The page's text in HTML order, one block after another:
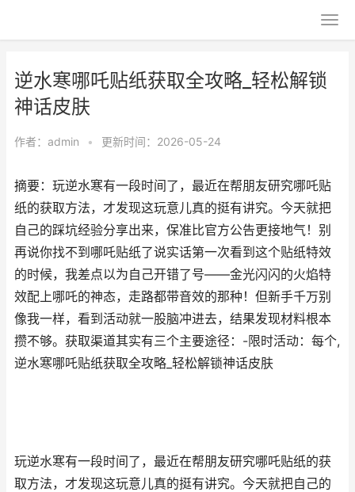
逆水寒哪吒贴纸获取全攻略_轻松解锁
神话皮肤
作者： admin • 更新时间：2026-05-24
摘要：玩逆水寒有一段时间了，最近在帮朋友研究哪吒贴
纸的获取方法，才发现这玩意儿真的挺有讲究。今天就把
自己的踩坑经验分享出来，保准比官方公告更接地气！别
再说你找不到哪吒贴纸了说实话第一次看到这个贴纸特效
的时候，我差点以为自己开错了号——金光闪闪的火焰特
效配上哪吒的神态，走路都带音效的那种！但新手千万别
像我一样，看到活动就一股脑冲进去，结果发现材料根本
攒不够。获取渠道其实有三个主要途径：-限时活动：每个,
逆水寒哪吒贴纸获取全攻略_轻松解锁神话皮肤
玩逆水寒有一段时间了，最近在帮朋友研究哪吒贴纸的获
取方法，才发现这玩意儿真的挺有讲究。今天就把自己的